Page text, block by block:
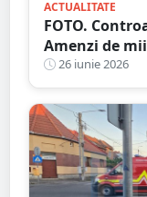
ACTUALITATE
FOTO.
Amenzi de
26 iunie 2026